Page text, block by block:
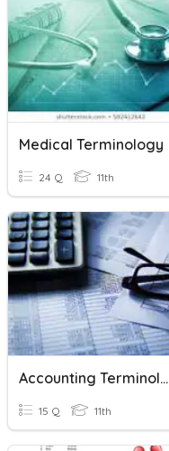
Medical Terminology
24 Q 11th
Accounting Terminology
15 Q 11th